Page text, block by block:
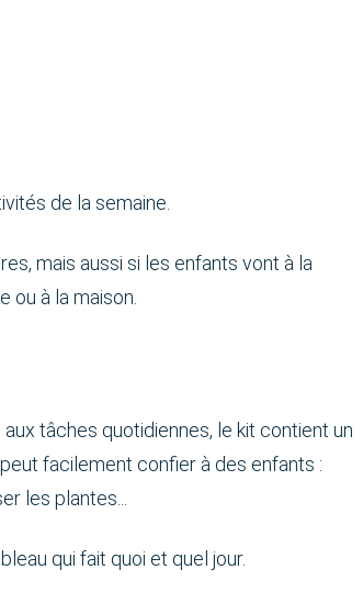
de la semaine.
mais aussi si les enfants vont à la
ou à la maison.
tâches quotidiennes, le kit contient un
facilement confier à des enfants :
les plantes...
qui fait quoi et quel jour.